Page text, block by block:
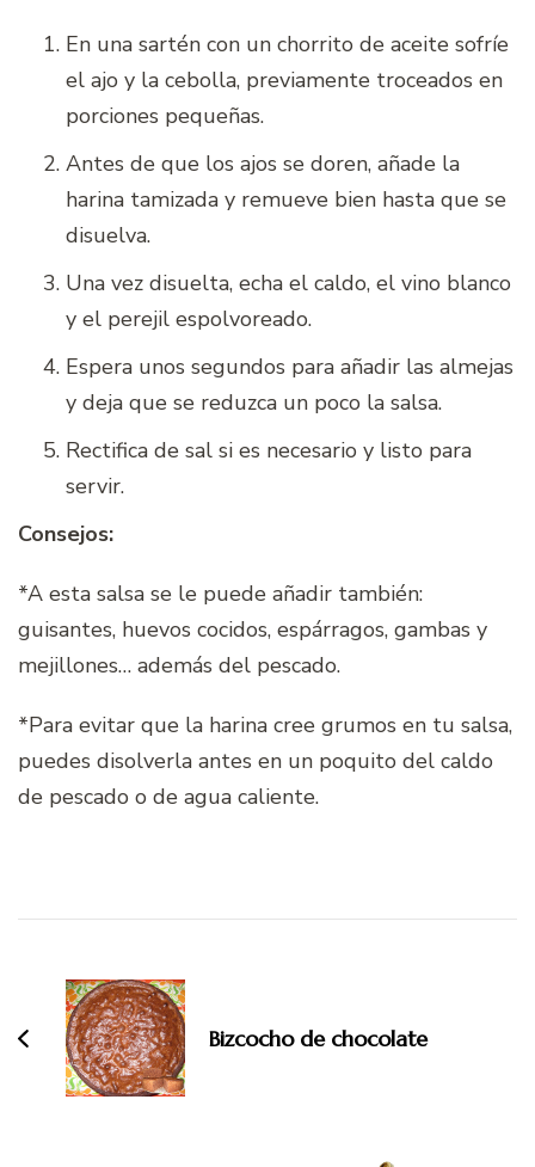
En una sartén con un chorrito de aceite sofríe
el ajo y la cebolla, previamente troceados en
porciones pequeñas.
Antes de que los ajos se doren, añade la
harina tamizada y remueve bien hasta que se
disuelva.
Una vez disuelta, echa el caldo, el vino blanco
y el perejil espolvoreado.
Espera unos segundos para añadir las almejas
y deja que se reduzca un poco la salsa.
Rectifica de sal si es necesario y listo para
servir.
Consejos:
*A esta salsa se le puede añadir también:
guisantes, huevos cocidos, espárragos, gambas y
mejillones… además del pescado.
*Para evitar que la harina cree grumos en tu salsa,
puedes disolverla antes en un poquito del caldo
de pescado o de agua caliente.
entradas
Bizcocho de chocolate